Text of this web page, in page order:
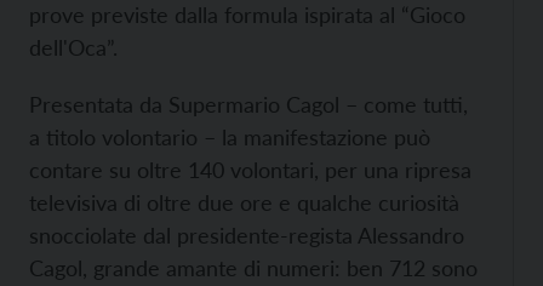
prove previste dalla formula ispirata al “Gioco
dell'Oca”.
Presentata da Supermario Cagol – come tutti,
a titolo volontario – la manifestazione può
contare su oltre 140 volontari, per una ripresa
televisiva di oltre due ore e qualche curiosità
snocciolate dal presidente-regista Alessandro
Cagol, grande amante di numeri: ben 712 sono